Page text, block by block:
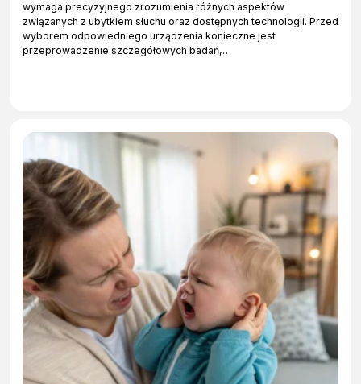
wymaga precyzyjnego zrozumienia różnych aspektów
związanych z ubytkiem słuchu oraz dostępnych technologii. Przed
wyborem odpowiedniego urządzenia konieczne jest
przeprowadzenie szczegółowych badań,…